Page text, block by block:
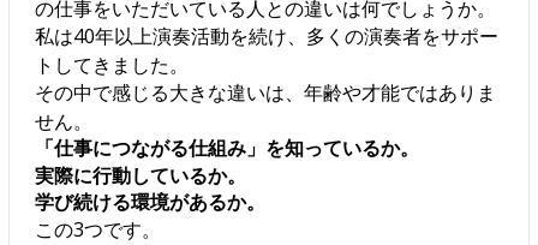
の仕事をいただいている人との違いは何でしょうか。
私は40年以上演奏活動を続け、多くの演奏者をサポー
トしてきました。
その中で感じる大きな違いは、年齢や才能ではありま
せん。
「仕事につながる仕組み」を知っているか。
実際に行動しているか。
学び続ける環境があるか。
この3つです。